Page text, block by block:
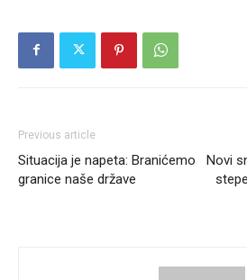
Previous article
Situacija je napeta: Branićemo
granice naše države
Novi